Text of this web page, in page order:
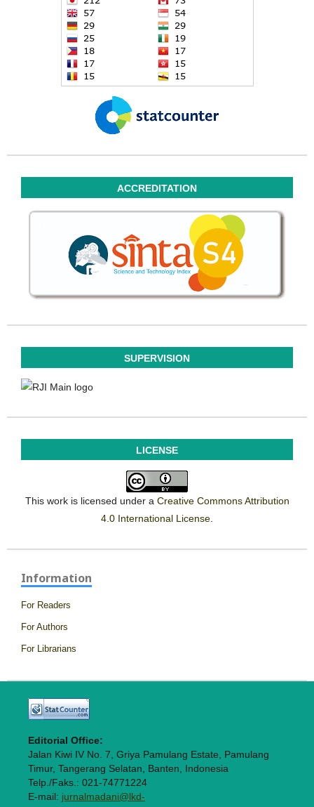
ACCREDITATION
SUPERVISION
LICENSE
This work is licensed under a Creative Commons Attribution
4.0 International License.
Information
For Readers
For Authors
For Librarians
Editorial Office:
Jalan Kiwi IV No. 7, Griya Pamulang Estate, Pamulang
Timur, Tangerang Selatan, Banten, Indonesia
Telp./Faks.: 021-74771224
E-mail: jurnalmadani@lkd-